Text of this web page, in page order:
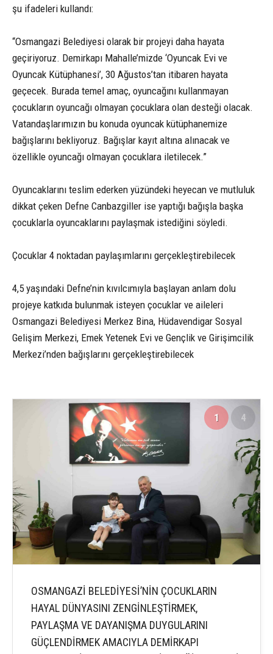
şu ifadeleri kullandı:
“Osmangazi Belediyesi olarak bir projeyi daha hayata
geçiriyoruz. Demirkapı Mahalle’mizde ‘Oyuncak Evi ve
Oyuncak Kütüphanesi’, 30 Ağustos’tan itibaren hayata
geçecek. Burada temel amaç, oyuncağını kullanmayan
çocukların oyuncağı olmayan çocuklara olan desteği olacak.
Vatandaşlarımızın bu konuda oyuncak kütüphanemize
bağışlarını bekliyoruz. Bağışlar kayıt altına alınacak ve
özellikle oyuncağı olmayan çocuklara iletilecek.”
Oyuncaklarını teslim ederken yüzündeki heyecan ve mutluluk
dikkat çeken Defne Canbazgiller ise yaptığı bağışla başka
çocuklarla oyuncaklarını paylaşmak istediğini söyledi.
Çocuklar 4 noktadan paylaşımlarını gerçekleştirebilecek
4,5 yaşındaki Defne’nin kıvılcımıyla başlayan anlam dolu
projeye katkıda bulunmak isteyen çocuklar ve aileleri
Osmangazi Belediyesi Merkez Bina, Hüdavendigar Sosyal
Gelişim Merkezi, Emek Yetenek Evi ve Gençlik ve Girişimcilik
Merkezi’nden bağışlarını gerçekleştirebilecek
1 4
OSMANGAZİ BELEDİYESİ’NİN ÇOCUKLARIN
HAYAL DÜNYASINI ZENGİNLEŞTİRMEK,
PAYLAŞMA VE DAYANIŞMA DUYGULARINI
GÜÇLENDİRMEK AMACIYLA DEMİRKAPI